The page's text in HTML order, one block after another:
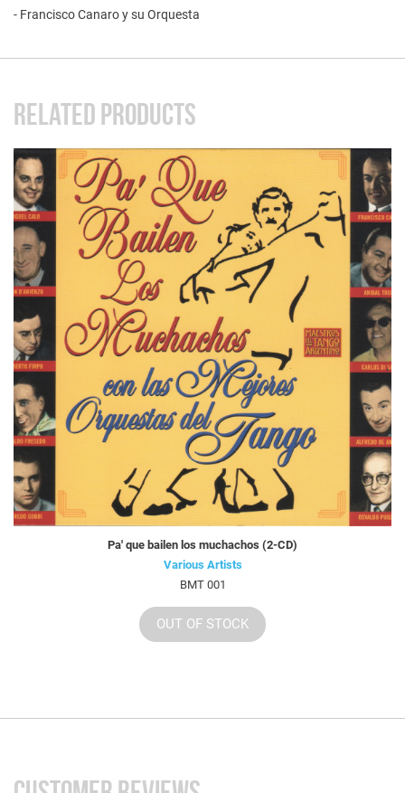
- Francisco Canaro y su Orquesta
RELATED PRODUCTS
Pa' que bailen los muchachos (2-CD)
Various Artists
BMT 001
OUT OF STOCK